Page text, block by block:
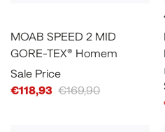
MOAB SPEED 2 MID
GORE-TEX® Homem
Sale Price
€118,93 €169,90